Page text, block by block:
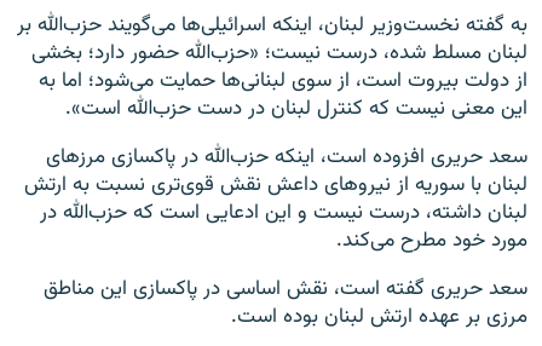
به گفته نخست‌وزیر لبنان، اینکه اسرائیلی‌ها می‌گویند حزب‌الله بر
لبنان مسلط شده، درست نیست؛ «حزب‌الله حضور دارد؛ بخشی
از دولت بیروت است، از سوی لبنانی‌ها حمایت می‌شود؛ اما به
این معنی نیست که کنترل لبنان در دست حزب‌الله است».
سعد حریری افزوده است، اینکه حزب‌الله در پاکسازی مرزهای
لبنان با سوریه از نیروهای داعش نقش قوی‌تری نسبت به ارتش
لبنان داشته، درست نیست و این ادعایی است که حزب‌الله در
مورد خود مطرح می‌کند.
سعد حریری گفته است، نقش اساسی در پاکسازی این مناطق
مرزی بر عهده ارتش لبنان بوده است.